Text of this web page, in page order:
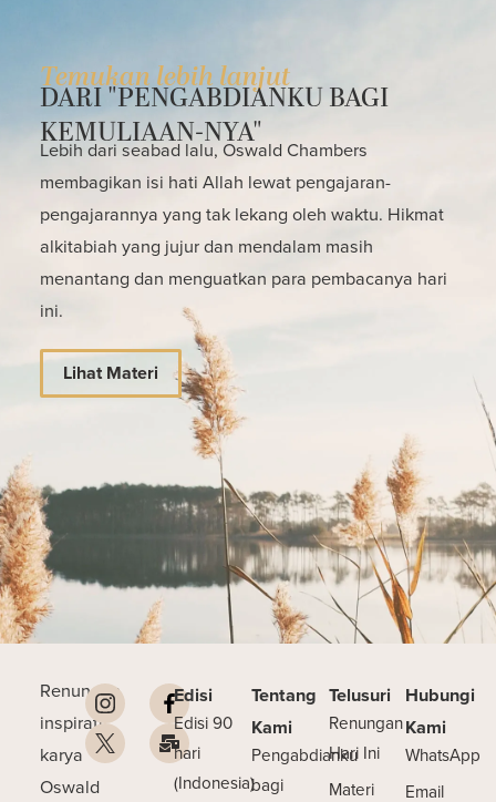
Temukan lebih lanjut
DARI "PENGABDIANKU BAGI
KEMULIAAN-NYA"
Lebih dari seabad lalu, Oswald Chambers
membagikan isi hati Allah lewat pengajaran-
pengajarannya yang tak lekang oleh waktu. Hikmat
alkitabiah yang jujur dan mendalam masih
menantang dan menguatkan para pembacanya hari
ini.
Lihat Materi
Renungan
inspiratif
karya
Oswald
Edisi
Edisi 90
hari
(Indonesia)
Tentang
Kami
Pengabdianku
bagi
Telusuri
Renungan
Hari Ini
Materi
Hubungi
Kami
WhatsApp
Email